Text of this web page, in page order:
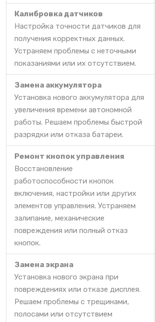
Калибровка датчиков
Настройка точности датчиков для
получения корректных данных.
Устраняем проблемы с неточными
показаниями или их отсутствием.
Замена аккумулятора
Установка нового аккумулятора для
увеличения времени автономной
работы. Решаем проблемы быстрой
разрядки или отказа батареи.
Ремонт кнопок управления
Восстановление
работоспособности кнопок
включения, настройки или других
элементов управления. Устраняем
залипание, механические
повреждения или полный отказ
кнопок.
Замена экрана
Установка нового экрана при
повреждениях или отказе дисплея.
Решаем проблемы с трещинами,
полосами или отсутствием